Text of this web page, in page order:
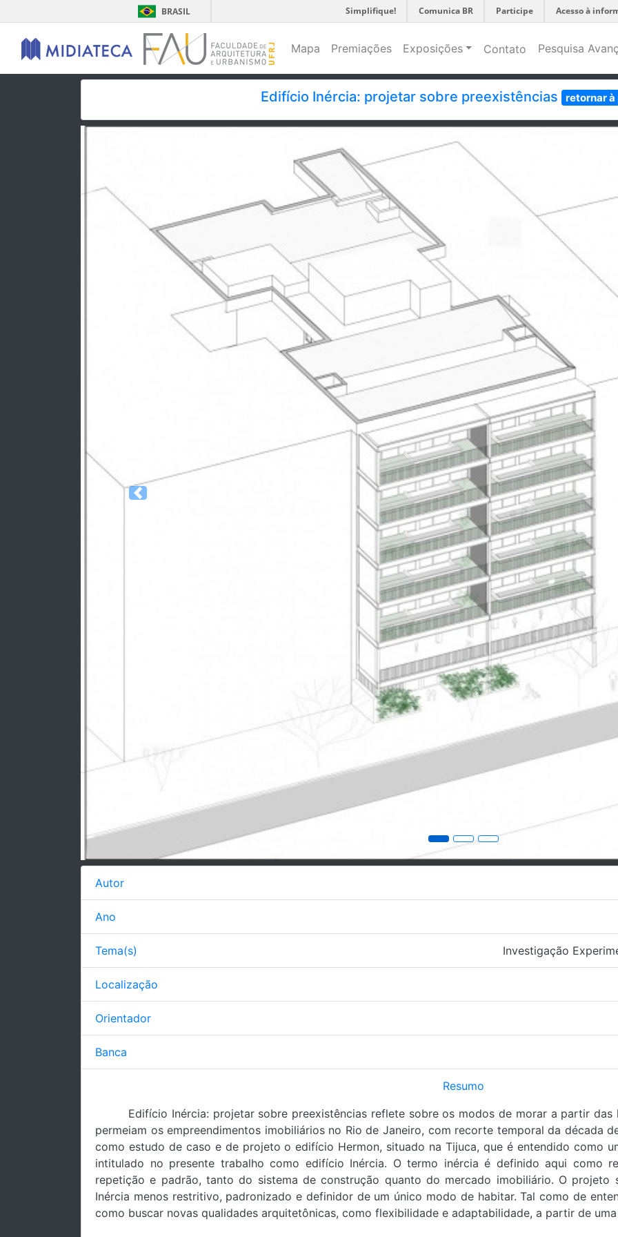
BRASIL Simplifique! Comunica BR Participe Acesso à
Mapa Premiações Exposições Contato Pesquisa
Edifício Inércia: projetar sobre preexistências retornar à
Previous
Autor
Ano
Tema(s) Investigação
Localização
Orientador
Banca
Resumo
Edifício Inércia: projetar sobre preexistências reflete sobre os modos de morar a partir
permeiam os empreendimentos imobiliários no Rio de Janeiro, com recorte temporal da década
como estudo de caso e de projeto o edifício Hermon, situado na Tijuca, que é entendido como
intitulado no presente trabalho como edifício Inércia. O termo inércia é definido aqui como
repetição e padrão, tanto do sistema de construção quanto do mercado imobiliário. O
Inércia menos restritivo, padronizado e definidor de um único modo de habitar. Tal como de
como buscar novas qualidades arquitetônicas, como flexibilidade e adaptabilidade, a partir de